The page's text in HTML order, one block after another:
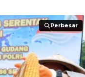
Perbesar
Perbesar